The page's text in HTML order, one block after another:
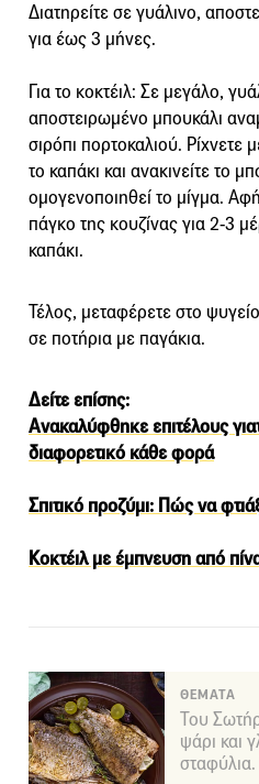
Διατηρείτε σε γυάλινο,
για έως 3 μήνες.
Για το κοκτέιλ: Σε μεγάλο,
αποστειρωμένο μπουκάλι
σιρόπι πορτοκαλιού. Ρίχνετε
το καπάκι και ανακινείτε το
ομογενοποιηθεί το μίγμα.
πάγκο της κουζίνας για 2-3
καπάκι.
Τέλος, μεταφέρετε στο
σε ποτήρια με παγάκια.
Δείτε επίσης:
Ανακαλύφθηκε επιτέλους
διαφορετικό κάθε φορά
Σπιτικό προζύμι: Πώς να
Κοκτέιλ με έμπνευση από
ΘΕΜΑΤΑ
Του
ψάρι και